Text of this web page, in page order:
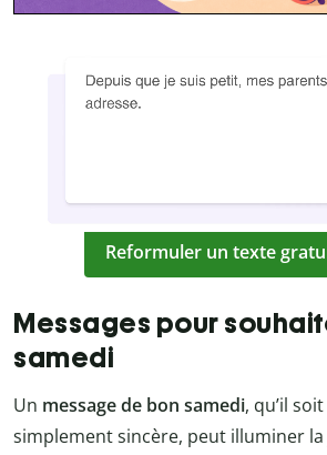
Reformuler un texte
Messages pour
samedi
Un message de bon samedi, qu’il
simplement sincère, peut illuminer la